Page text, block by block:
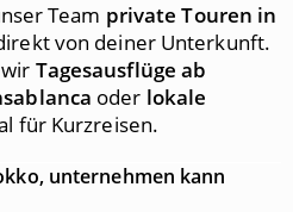
Team private Touren in
von deiner Unterkunft.
Tagesausflüge ab
oder lokale
für Kurzreisen.
unternehmen kann